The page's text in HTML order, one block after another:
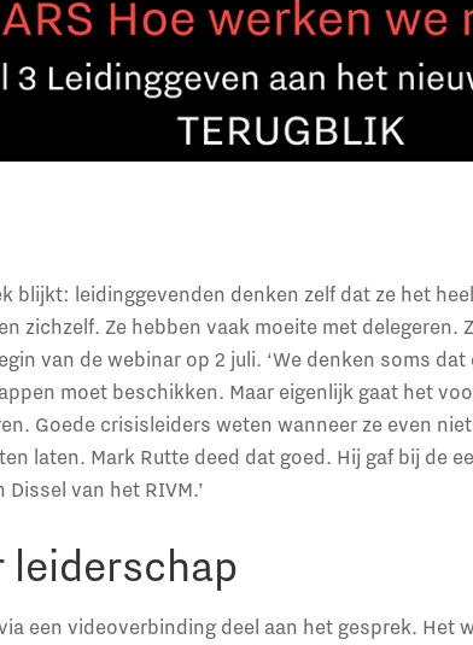
blijkt: leidinggevenden denken zelf dat ze het
zichzelf. Ze hebben vaak moeite met delegeren.
van de webinar op 2 juli. ‘We denken soms
moet beschikken. Maar eigenlijk gaat het
Goede crisisleiders weten wanneer ze even
laten. Mark Rutte deed dat goed. Hij gaf bij de
van het RIVM.’
een videoverbinding deel aan het gesprek. Het